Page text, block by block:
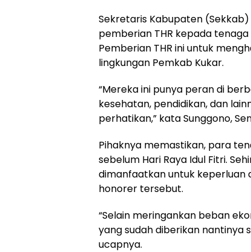
Sekretaris Kabupaten
pemberian THR kepada
Pemberian THR ini untuk
lingkungan Pemkab Kukar.
“Mereka ini punya peran di
kesehatan, pendidikan, dan
perhatikan,” kata Sunggono,
Pihaknya memastikan, para
sebelum Hari Raya Idul Fitri.
dimanfaatkan untuk keperluan
honorer tersebut.
“Selain meringankan beban
yang sudah diberikan nantinya
ucapnya.